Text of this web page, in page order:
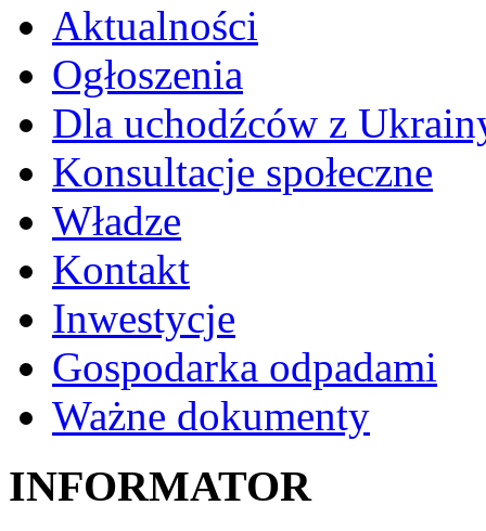
Aktualności
Ogłoszenia
Dla uchodźców z
Konsultacje społeczne
Władze
Kontakt
Inwestycje
Gospodarka odpadami
Ważne dokumenty
INFORMATOR